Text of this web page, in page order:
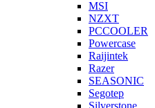
MSI
NZXT
PCCOOLER
Powercase
Raijintek
Razer
SEASONIC
Segotep